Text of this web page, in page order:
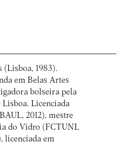
(Lisboa, 1983).
em Belas Artes
bolseira pela
Lisboa. Licenciada
2012), mestre
do Vidro (FCTUNL
licenciada em